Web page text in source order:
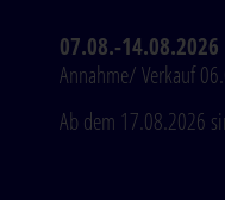
07.08.-
Annahme/ Verkauf
Ab dem 17.08.2026